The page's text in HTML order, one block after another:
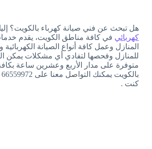
هل تبحث عن فني صيانة كهرباء بالكويت؟
كهربائي في كافة مناطق الكويت، يقدم
المنازل وعمل كافة أنواع الصيانة الكهربائية
للمنازل وفحصها لتفادي أي مشكلات يمكن
متوفرة على مدار الأربع وعشرين ساعة
كنت .